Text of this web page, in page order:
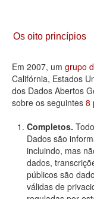
Os oito princípios
Em 2007, um grupo
Califórnia, Estados
dos Dados Abertos
sobre os seguintes 8
Completos.
Dados são
incluindo, mas
dados,
públicos são
válidas de